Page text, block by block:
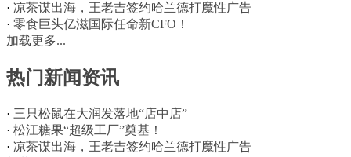
· 凉茶谋出海，王老吉签约哈兰德打魔性广告
· 零食巨头亿滋国际任命新CFO！
加载更多...
热门新闻资讯
· 三只松鼠在大润发落地“店中店”
· 松江糖果“超级工厂”奠基！
· 凉茶谋出海，王老吉签约哈兰德打魔性广告